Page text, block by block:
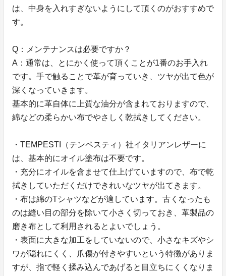
は、中身を入れすぎないようにして頂くのがおすすめで
す。
Q：メンテナンスは必要ですか？
A：通常は、とにかく使って頂くことが1番のお手入れ
です。手で触ることで革が育っていき、ツヤが出て色が
深くなっていきます。
基本的に革自体に上質な油分が含まれておりますので、
綿などの柔らかい布でやさしく乾拭きしてください。
・TEMPESTI（テンペスティ）社イタリアンレザーに
は、基本的にオイル塗布は不要です。
・充分にオイルを含ませて仕上げていますので、布で乾
拭きしていただくだけできれいなツヤが出てきます。
・布は綿のTシャツなどが適しています。古くなったも
のは縫い目の部分を除いて小さく切っておき、革製品の
磨き布として利用されるとよいでしょう。
・表面に大きな加工をしていないので、小さなキズやシ
ワが隠れにくく、爪傷が付きやすいという特徴がありま
すが、指で軽く揉み込んであげると目立ちにくくなりま